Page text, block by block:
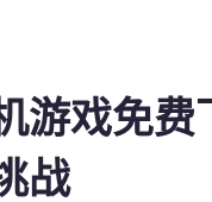
游戏免
战